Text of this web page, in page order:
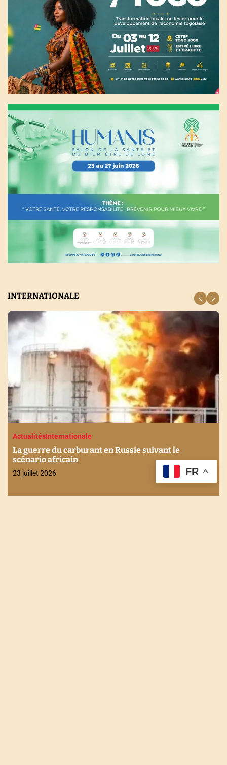
INTERNATIONALE
ActualitésInternationale
La guerre du carburant en Russie suivant le
scénario africain
23 juillet 2026 FR